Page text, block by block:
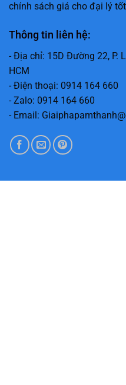
chính sách giá cho đại lý
Thông tin liên hệ:
- Địa chỉ: 15D Đường 22, P.
HCM
- Điện thoại: 0914 164 660
- Zalo: 0914 164 660
- Email: